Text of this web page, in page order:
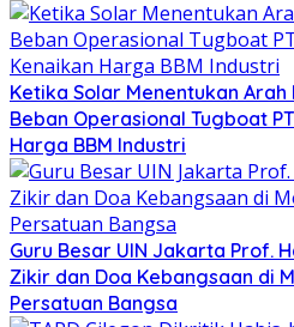
Ketika Solar Menentukan
Beban Operasional Tugboat
Harga BBM Industri
Guru Besar UIN Jakarta Prof.
Zikir dan Doa Kebangsaan di
Persatuan Bangsa